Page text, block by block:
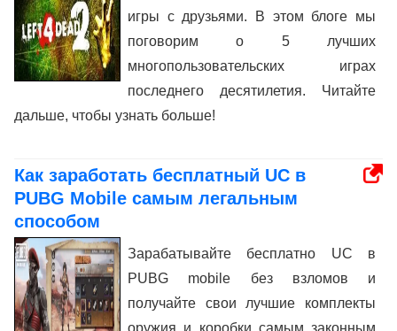
игры с друзьями. В этом блоге мы
поговорим о 5 лучших
многопользовательских играх
последнего десятилетия. Читайте
дальше, чтобы узнать больше!
Как заработать бесплатный UC в
PUBG Mobile самым легальным
способом
Зарабатывайте бесплатно UC в
PUBG mobile без взломов и
получайте свои лучшие комплекты
оружия и коробки самым законным